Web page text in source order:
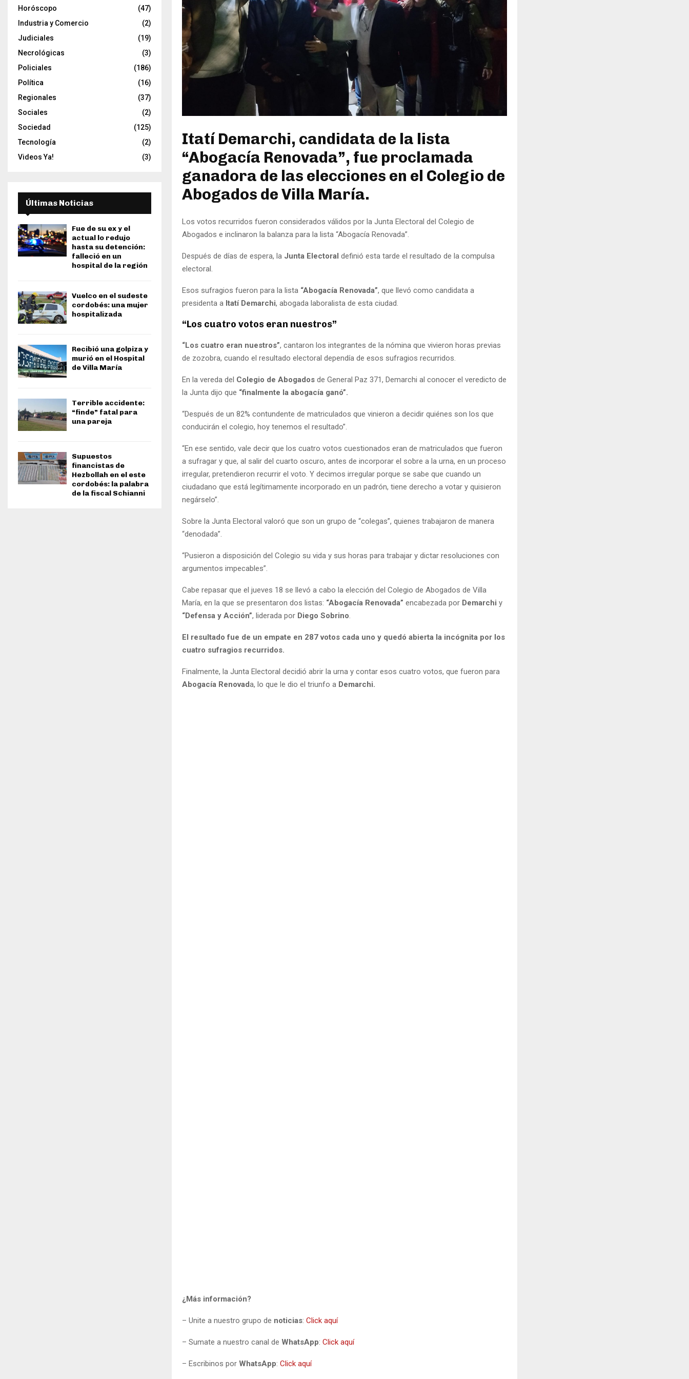
Itatí Demarchi, candidata de la lista
“Abogacía Renovada”, fue proclamada
ganadora de las elecciones en el Colegio de
Abogados de Villa María.
Los votos recurridos fueron considerados válidos por la Junta Electoral del Colegio de
Abogados e inclinaron la balanza para la lista “Abogacía Renovada”.
Después de días de espera, la Junta Electoral definió esta tarde el resultado de la compulsa
electoral.
Esos sufragios fueron para la lista “Abogacía Renovada”, que llevó como candidata a
presidenta a Itatí Demarchi, abogada laboralista de esta ciudad.
“Los cuatro votos eran nuestros”
“Los cuatro eran nuestros”, cantaron los integrantes de la nómina que vivieron horas previas
de zozobra, cuando el resultado electoral dependía de esos sufragios recurridos.
En la vereda del Colegio de Abogados de General Paz 371, Demarchi al conocer el veredicto de
la Junta dijo que “finalmente la abogacía ganó”.
“Después de un 82% contundente de matriculados que vinieron a decidir quiénes son los que
conducirán el colegio, hoy tenemos el resultado”.
“En ese sentido, vale decir que los cuatro votos cuestionados eran de matriculados que fueron
a sufragar y que, al salir del cuarto oscuro, antes de incorporar el sobre a la urna, en un proceso
irregular, pretendieron recurrir el voto. Y decimos irregular porque se sabe que cuando un
ciudadano que está legítimamente incorporado en un padrón, tiene derecho a votar y quisieron
negárselo”.
Sobre la Junta Electoral valoró que son un grupo de “colegas”, quienes trabajaron de manera
“denodada”.
“Pusieron a disposición del Colegio su vida y sus horas para trabajar y dictar resoluciones con
argumentos impecables”.
Cabe repasar que el jueves 18 se llevó a cabo la elección del Colegio de Abogados de Villa
María, en la que se presentaron dos listas: “Abogacía Renovada” encabezada por Demarchi y
“Defensa y Acción”, liderada por Diego Sobrino.
El resultado fue de un empate en 287 votos cada uno y quedó abierta la incógnita por los
cuatro sufragios recurridos.
Finalmente, la Junta Electoral decidió abrir la urna y contar esos cuatro votos, que fueron para
Abogacía Renovada, lo que le dio el triunfo a Demarchi.
¿Más información?
– Unite a nuestro grupo de noticias: Click aquí
– Sumate a nuestro canal de WhatsApp: Click aquí
– Escribinos por WhatsApp: Click aquí
Horóscopo
(47)
Industria y Comercio
(2)
Judiciales
(19)
Necrológicas
(3)
Policiales
(186)
Política
(16)
Regionales
(37)
Sociales
(2)
Sociedad
(125)
Tecnología
(2)
Videos Ya!
(3)
Últimas Noticias
Fue de su ex y el
actual lo redujo
hasta su detención:
falleció en un
hospital de la región
Vuelco en el sudeste
cordobés: una mujer
hospitalizada
Recibió una golpiza y
murió en el Hospital
de Villa María
Terrible accidente:
“finde” fatal para
una pareja
Supuestos
financistas de
Hezbollah en el este
cordobés: la palabra
de la fiscal Schianni